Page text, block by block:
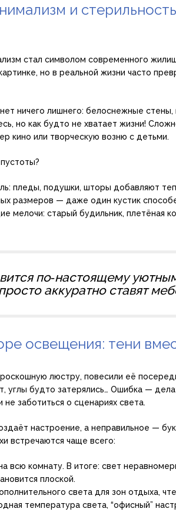
и
стал символом современного
но в реальной жизни часто
ничего лишнего: белоснежные стены,
но как будто не хватает жизни!
кино или творческую возню с детьми.
пледы, подушки, шторы добавляют
размеров — даже один кустик
мелочи: старый будильник, плетёная
по‑настоящему
аккуратно ставят
освещения: тени
роскошную люстру, повесили её
углы будто затерялись… Ошибка —
не заботиться о сценариях света.
настроение, а неправильное —
встречаются чаще всего:
всю комнату. В итоге: свет
плоской.
света для зон отдыха,
температура света, “офисный”